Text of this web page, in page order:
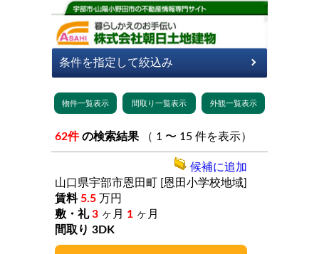
62件 の検索結果 （ 1 〜 15 件を表示）
山口県宇部市恩田町
[恩田小学校地域]
5.5 万円
3 ヶ月 1 ヶ月
3DK
候補に追加